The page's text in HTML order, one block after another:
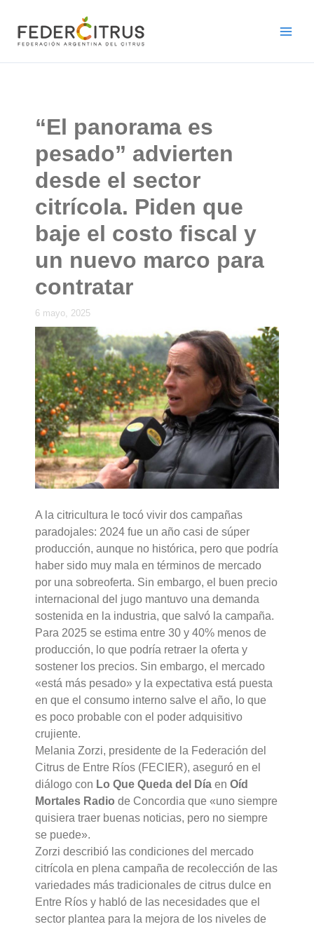
contenido
“El panorama es
pesado” advierten
desde el sector
citrícola. Piden que
baje el costo fiscal y
un nuevo marco para
contratar
6 mayo, 2025
A la citricultura le tocó vivir dos campañas
paradojales: 2024 fue un año casi de súper
producción, aunque no histórica, pero que podría
haber sido muy mala en términos de mercado
por una sobreoferta. Sin embargo, el buen precio
internacional del jugo mantuvo una demanda
sostenida en la industria, que salvó la campaña.
Para 2025 se estima entre 30 y 40% menos de
producción, lo que podría retraer la oferta y
sostener los precios. Sin embargo, el mercado
«está más pesado» y la expectativa está puesta
en que el consumo interno salve el año, lo que
es poco probable con el poder adquisitivo
crujiente.
Melania Zorzi, presidente de la Federación del
Citrus de Entre Ríos (FECIER), aseguró en el
diálogo con Lo Que Queda del Día enOíd
Mortales Radio de Concordia que «uno siempre
quisiera traer buenas noticias, pero no siempre
se puede».
Zorzi describió las condiciones del mercado
citrícola en plena campaña de recolección de las
variedades más tradicionales de citrus dulce en
Entre Ríos y habló de las necesidades que el
sector plantea para la mejora de los niveles de